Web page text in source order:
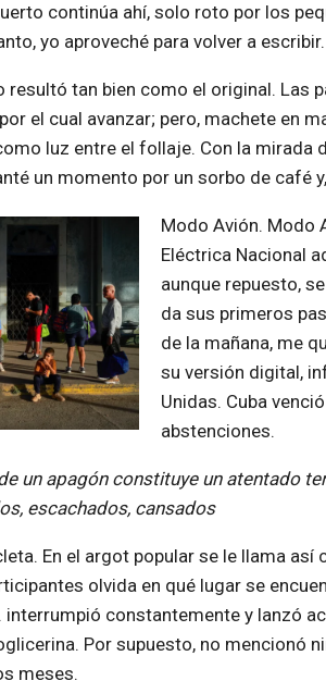
continúa ahí, solo roto por los
yo aproveché para volver a escribir.
resultó tan bien como el original. Las
el cual avanzar; pero, machete en
luz entre el follaje. Con la mirada
un momento por un sorbo de café
Modo Avión. Modo
Eléctrica Nacional
aunque repuesto,
da sus primeros
de la mañana, me
su versión digital,
Unidas. Cuba
abstenciones.
un apagón constituye un atentado
escachados, cansados
En el argot popular se le llama
olvida en qué lugar se
interrumpió constantemente y lanzó
Por supuesto, no mencionó
meses.